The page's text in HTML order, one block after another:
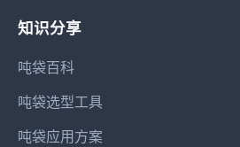
知识分享
吨袋百科
吨袋选型工具
吨袋应用方案